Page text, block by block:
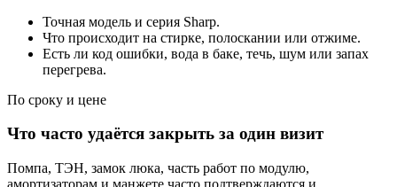
Точная модель и серия Sharp.
Что происходит на стирке, полоскании или отжиме.
Есть ли код ошибки, вода в баке, течь, шум или запах
перегрева.
По сроку и цене
Что часто удаётся закрыть за один визит
Помпа, ТЭН, замок люка, часть работ по модулю,
амортизаторам и манжете часто подтверждаются и